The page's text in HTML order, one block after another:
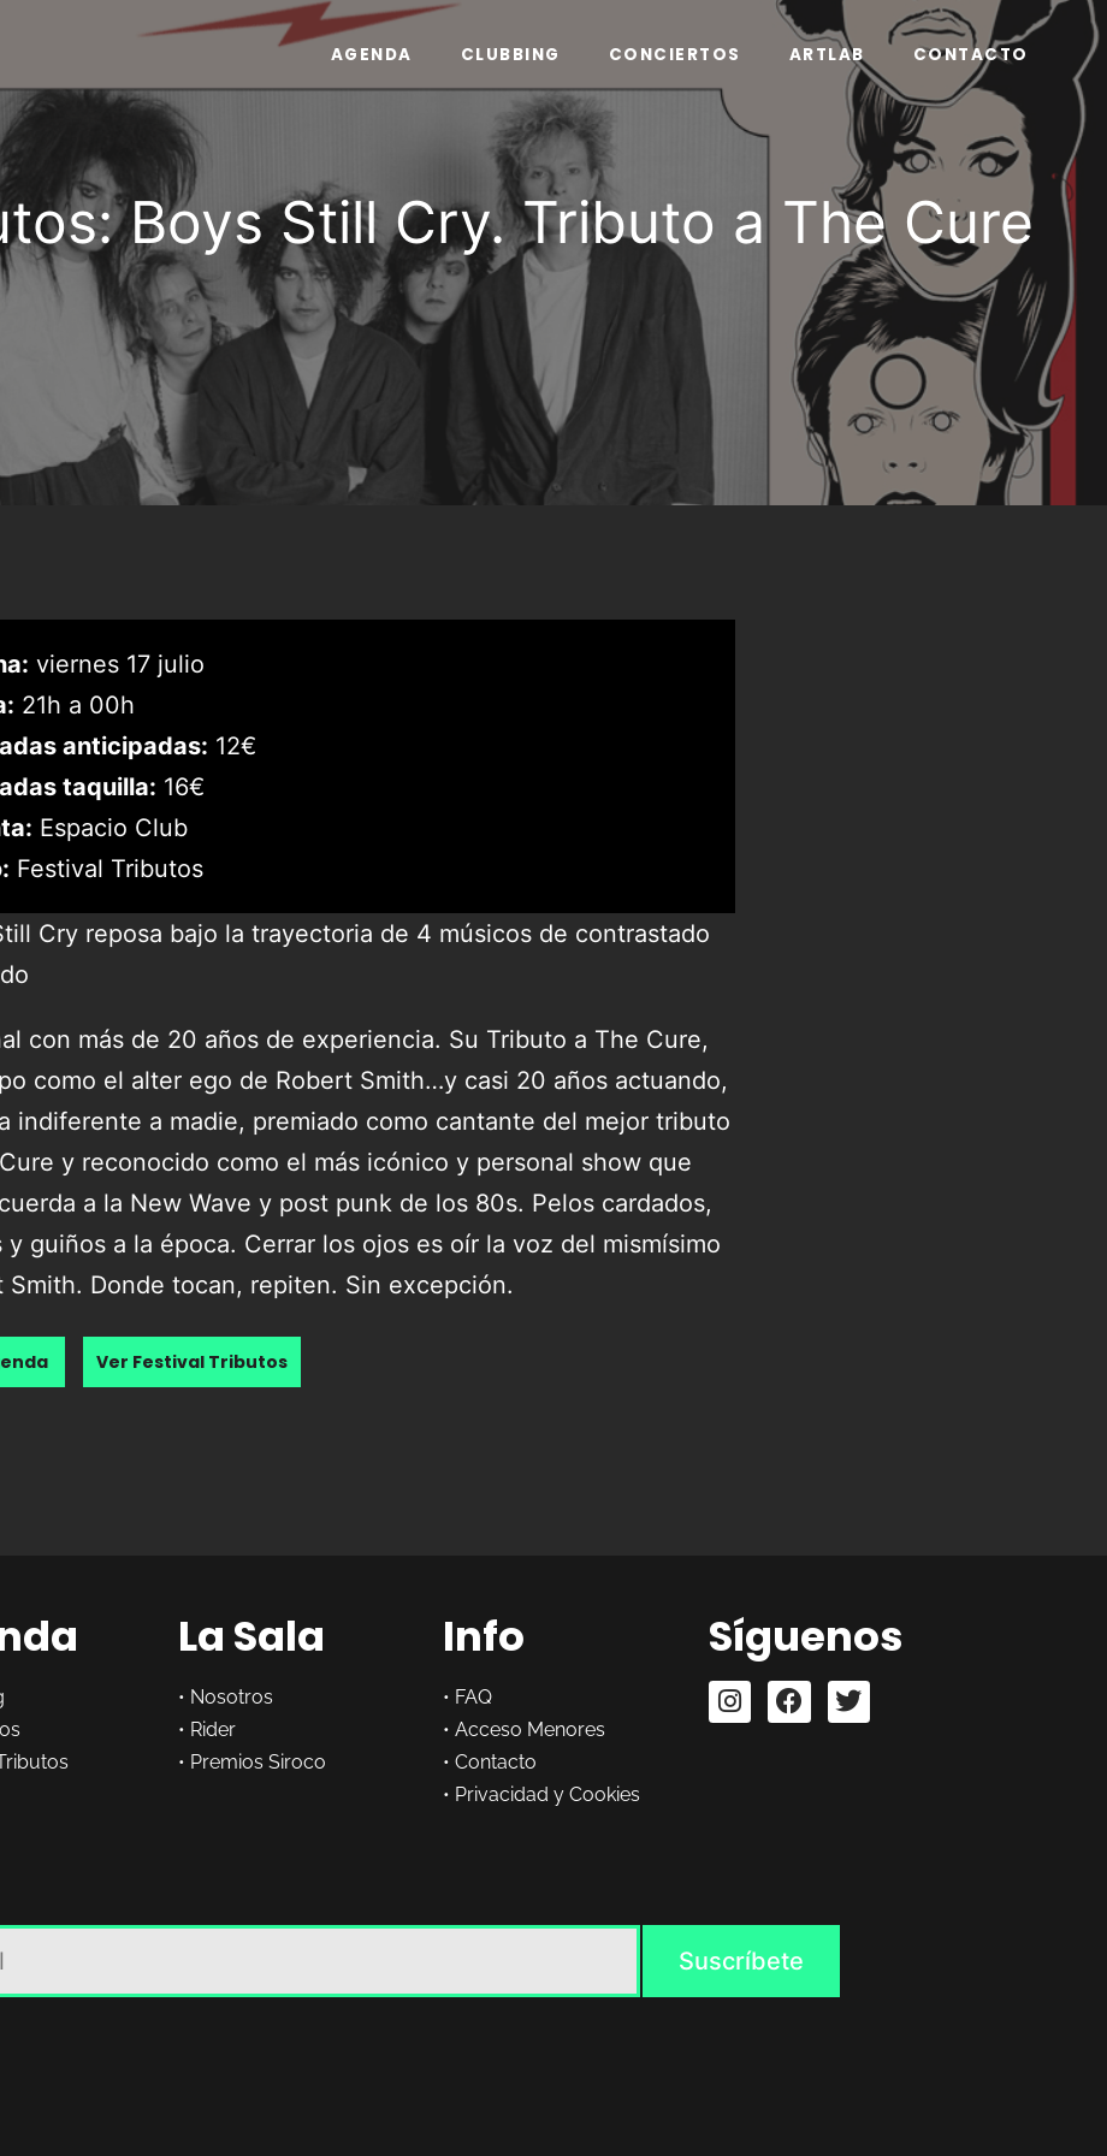
AGENDA CLUBBING CONCIERTOS ARTLAB CONTACTO
Boys Still Cry. Tributo a The Cure
viernes 17 julio
21h a 00h
anticipadas: 12€
taquilla: 16€
Espacio Club
Festival Tributos
Cry reposa bajo la trayectoria de 4 músicos de contrastado
con más de 20 años de experiencia. Su Tributo a The Cure,
como el alter ego de Robert Smith…y casi 20 años actuando,
indiferente a madie, premiado como cantante del mejor tributo
y reconocido como el más icónico y personal show que
a la New Wave y post punk de los 80s. Pelos cardados,
y guiños a la época. Cerrar los ojos es oír la voz del mismísimo
Smith. Donde tocan, repiten. Sin excepción.
Ver Festival Tributos
La Sala
• Nosotros
• Rider
• Premios Siroco
Info
• FAQ
•Acceso Menores
•Contacto
• Privacidad y Cookies
Síguenos